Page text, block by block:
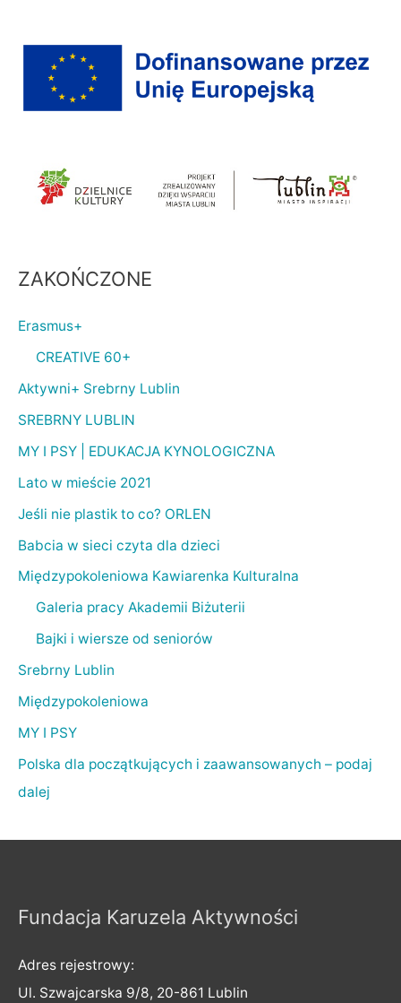
ZAKOŃCZONE
Erasmus+
CREATIVE 60+
Aktywni+ Srebrny Lublin
SREBRNY LUBLIN
MY I PSY | EDUKACJA KYNOLOGICZNA
Lato w mieście 2021
Jeśli nie plastik to co? ORLEN
Babcia w sieci czyta dla dzieci
Międzypokoleniowa Kawiarenka Kulturalna
Galeria pracy Akademii Biżuterii
Bajki i wiersze od seniorów
Srebrny Lublin
Międzypokoleniowa
MY I PSY
Polska dla początkujących i zaawansowanych – podaj
dalej
Fundacja Karuzela Aktywności
Adres rejestrowy:
Ul. Szwajcarska 9/8, 20-861 Lublin